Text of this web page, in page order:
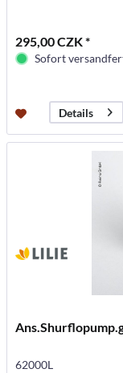
295,00 CZK *
Sofort
Details
62000L